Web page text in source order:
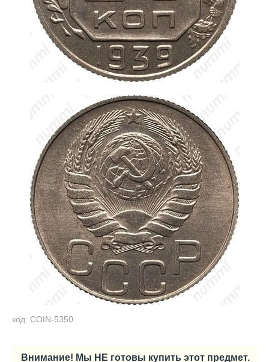
код: COIN-5350
Внимание! Мы НЕ готовы купить этот предмет.